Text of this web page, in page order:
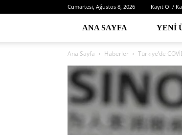
Cumartesi, Ağustos 8, 2026 Kayıt Ol /
ANA SAYFA YENI
Ana Sayfa Haberler Türkiye’de